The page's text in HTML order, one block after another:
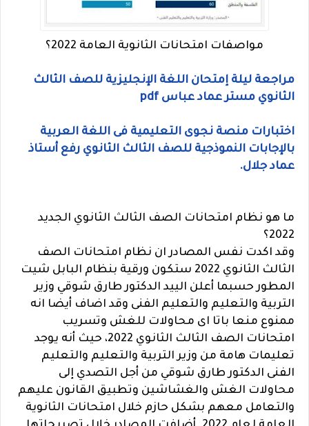
مواصفات امتحانات الثانوية العامة 2022؟
مراجعة ليلة إمتحان اللغة الإنجليزية للصف الثالث
الثانوي مستر عماد عباس pdf
اختبارات منصة نجوى التعليمية فى اللغة العربية
بالإجابات النموذجية للصف الثالث الثانوي رفع أستاذ
عماد جلال.
ما هو نظام امتحانات الصف الثالث الثانوي الجديد
2022؟
وقد اكدت نفس المصادر ان نظام امتحانات الصف
الثالث الثانوي 2022 ستكون ورقية بنظام البابل شيت
المطور حسبما أعلن الييد الدكتور طارق شوقي وزير
التربية والتعليم والتعليم الفنى وقد اضاف أيضا انه
ممنوع منعا باتا اى محاولات للغش وتسريب
امتحانات الصف الثالث الثانوي 2022، حيث أنه يوجد
تعليمات هامة من وزير التربية والتعليم والتعليم
الفنى الدكتور طارق شوقي من أجل التصدي إلى
محاولات الغش والغشاشين وتطبيق القانون عليهم
والتعامل معهم بشكل حازم خلال امتحانات الثانوية